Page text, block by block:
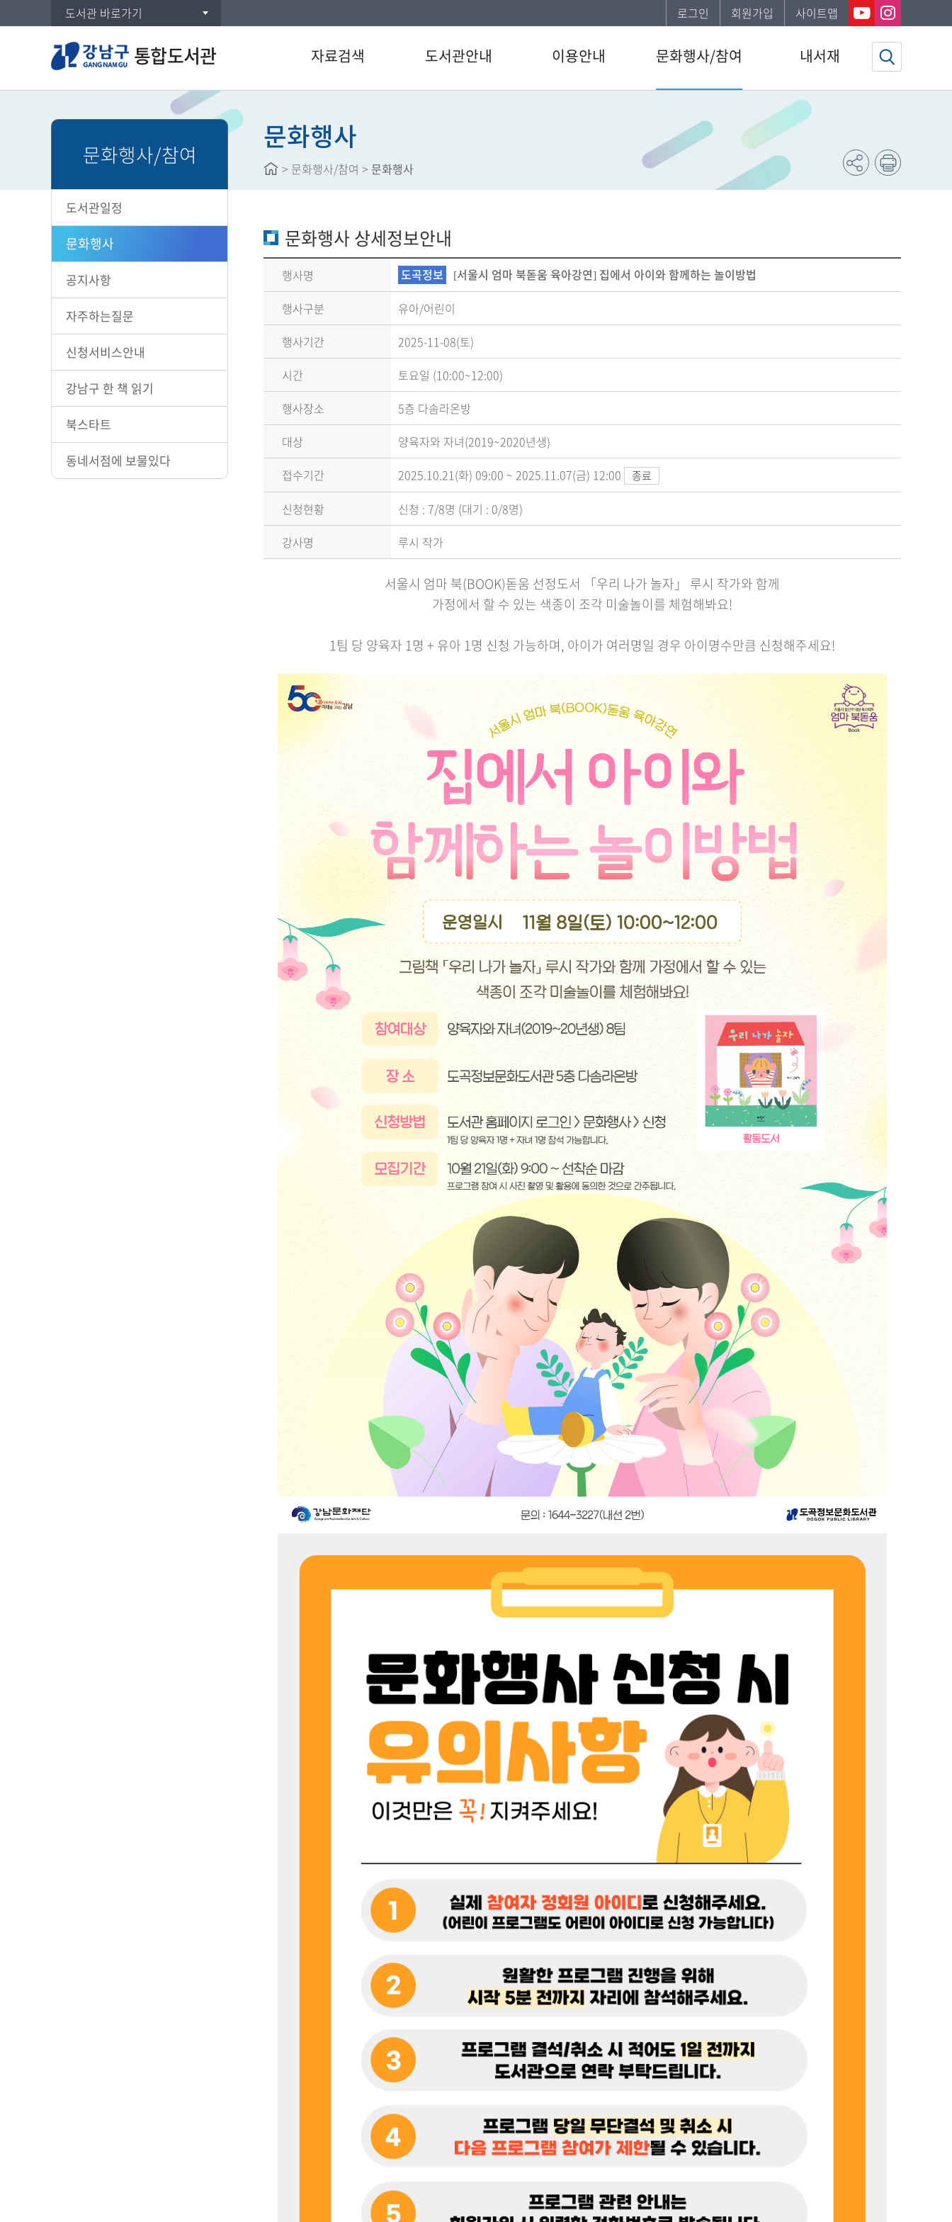
도서관 바로가기 로그인 회원가입 사이트맵
통합도서관 자료검색
DVD/CD검색
주제별검색
신착자료검색
희망도서신청
도서관안내
도서관운영법규
장서/대출데이터
이용안내 문화행사/참여
문화행사
공지사항
자주하는질문
신청서비스안내
동네서점에 보물있다
내서재
기본정보
도서이용정보
관심자료목록
희망도서신청조회
문화행사신청조회
문화행사/참여
도서관일정
문화행사
공지사항
자주하는질문
신청서비스안내
강남구 한 책 읽기
북스타트
동네서점에 보물있다
문화행사
> 문화행사/참여 > 문화행사
문화행사 상세정보안내
행사명 도곡정보 [서울시 엄마 북돋움 육아강연] 집에서 아이와 함께하는 놀이방법
행사구분
유아/어린이
행사기간
2025-11-08(토)
시간
토요일 (10:00~12:00)
행사장소
5층 다솜라온방
대상
양육자와 자녀(2019~2020년생)
접수기간
2025.10.21(화) 09:00 ~ 2025.11.07(금) 12:00 종료
신청현황
신청 : 7/8명 (대기 : 0/8명)
강사명
루시 작가
서울시 엄마 북(BOOK)돋움 선정도서 「우리 나가 놀자」 루시 작가와 함께
가정에서 할 수 있는 색종이 조각 미술놀이를 체험해봐요!
1팀 당 양육자 1명 + 유아 1명 신청 가능하며, 아이가 여러명일 경우 아이명수만큼 신청해주세요!